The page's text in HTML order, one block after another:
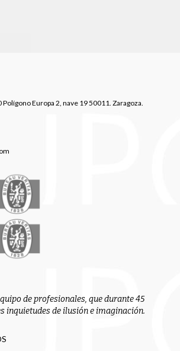
Europa 2, nave 19 50011. Zaragoza.
de profesionales, que durante 45
inquietudes de ilusión e imaginación.